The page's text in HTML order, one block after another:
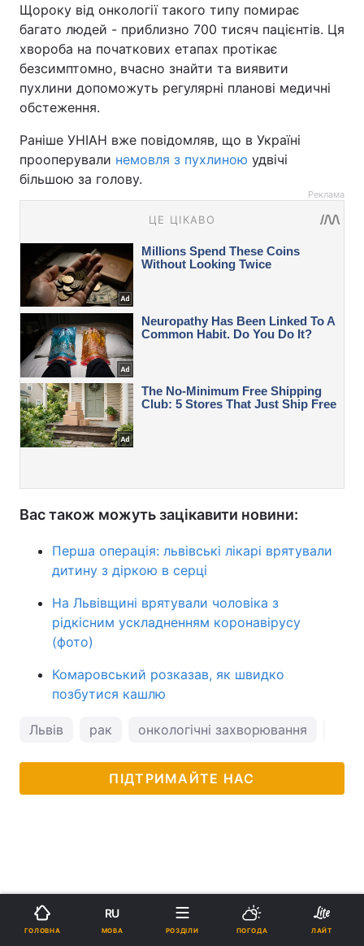
Щороку від онкології такого типу помирає
багато людей - приблизно 700 тисяч пацієнтів. Ця
хвороба на початкових етапах протікає
безсимптомно, вчасно знайти та виявити
пухлини допоможуть регулярні планові медичні
обстеження.
Раніше УНІАН вже повідомляв, що в Україні
прооперували немовля з пухлиною удвічі
більшою за голову.
Реклама
Вас також можуть зацікавити новини:
Перша операція: львівські лікарі врятували
дитину з діркою в серці
На Львівщині врятували чоловіка з
рідкісним ускладненням коронавірусу
(фото)
Комаровський розказав, як швидко
позбутися кашлю
Львів рак онкологічні захворювання
ПІДТРИМАЙТЕ НАС
ГОЛОВНА
RU
МОВА РОЗДІЛИ ПОГОДА ЛАЙТ